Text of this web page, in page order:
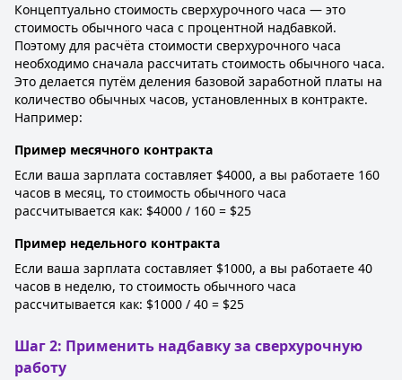
Концептуально стоимость сверхурочного часа — это
стоимость обычного часа с процентной надбавкой.
Поэтому для расчёта стоимости сверхурочного часа
необходимо сначала рассчитать стоимость обычного часа.
Это делается путём деления базовой заработной платы на
количество обычных часов, установленных в контракте.
Например:
Пример месячного контракта
Если ваша зарплата составляет $4000, а вы работаете 160
часов в месяц, то стоимость обычного часа
рассчитывается как: $4000 / 160 = $25
Пример недельного контракта
Если ваша зарплата составляет $1000, а вы работаете 40
часов в неделю, то стоимость обычного часа
рассчитывается как: $1000 / 40 = $25
Шаг 2: Применить надбавку за сверхурочную
работу